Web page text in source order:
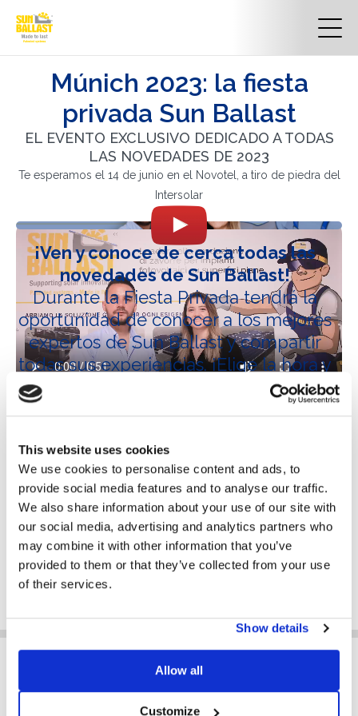
This website uses cookies
We use cookies to personalise content and ads, to
provide social media features and to analyse our traffic.
We also share information about your use of our site with
our social media, advertising and analytics partners who
may combine it with other information that you’ve
provided to them or that they’ve collected from your use
of their services.
Show details
Allow all
Customize
Múnich 2023: la fiesta
privada Sun Ballast
EL EVENTO EXCLUSIVO DEDICADO A TODAS
LAS NOVEDADES DE 2023
Te esperamos el 14 de junio en el Novotel, a tiro de piedra del
Intersolar
¡Ven y conoce de cerca todas las
novedades de Sun Ballast!
Durante la Fiesta Privada tendrá la
oportunidad de conocer a los mejores
expertos de Sun Ballast y compartir
todas sus experiencias. ¡Elige la hora y
reserva tu asiento exclusivo!
Miércoles
14 Junio 2023
9:00 - 20:00 CET